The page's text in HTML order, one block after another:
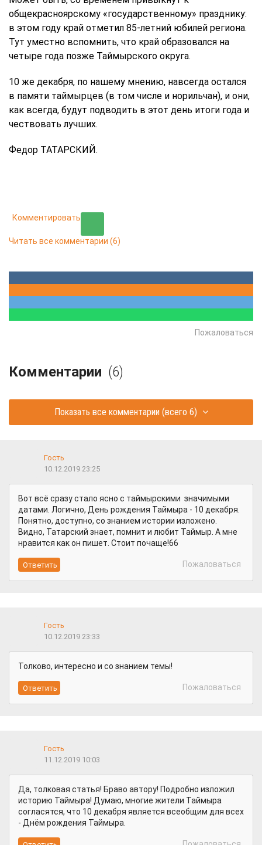
общекрасноярскому «государственному» празднику:
в этом году край отметил 85-летний юбилей региона.
Тут уместно вспомнить, что край образовался на
четыре года позже Таймырского округа.
10 же декабря, по нашему мнению, навсегда остался
в памяти таймырцев (в том числе и норильчан), и они,
как всегда, будут подводить в этот день итоги года и
чествовать лучших.
Федор ТАТАРСКИЙ.
Комментировать
Читать все комментарии (6)
Пожаловаться
Комментарии (6)
Показать все комментарии(всего 6)
Гость
10.12.2019 23:25
Вот всё сразу стало ясно с таймырскими значимыми
датами. Логично, День рождения Таймыра - 10 декабря.
Понятно, доступно, со знанием истории изложено.
Видно, Татарский знает, помнит и любит Таймыр. А мне
нравится как он пишет. Стоит почаще!66
Пожаловаться
Гость
10.12.2019 23:33
Толково, интересно и со знанием темы!
Пожаловаться
Гость
11.12.2019 10:03
Да, толковая статья! Браво автору! Подробно изложил
историю Таймыра! Думаю, многие жители Таймыра
согласятся, что 10 декабря является всеобщим для всех
- Днём рождения Таймыра.